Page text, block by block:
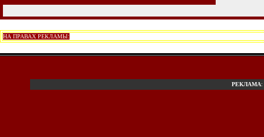
НА ПРАВАХ РЕКЛАМЫ:
РЕКЛАМА: